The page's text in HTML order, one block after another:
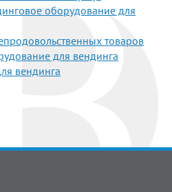
оборудование для
товаров
для вендинга
вендинга